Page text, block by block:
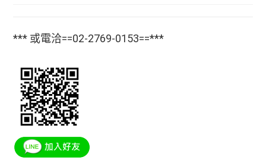
*** 或電洽==02-2769-0153==***